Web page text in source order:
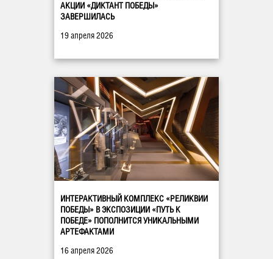
АКЦИИ «ДИКТАНТ ПОБЕДЫ»
ЗАВЕРШИЛАСЬ
19 апреля 2026
ИНТЕРАКТИВНЫЙ КОМПЛЕКС «РЕЛИКВИИ
ПОБЕДЫ» В ЭКСПОЗИЦИИ «ПУТЬ К
ПОБЕДЕ» ПОПОЛНИТСЯ УНИКАЛЬНЫМИ
АРТЕФАКТАМИ
16 апреля 2026